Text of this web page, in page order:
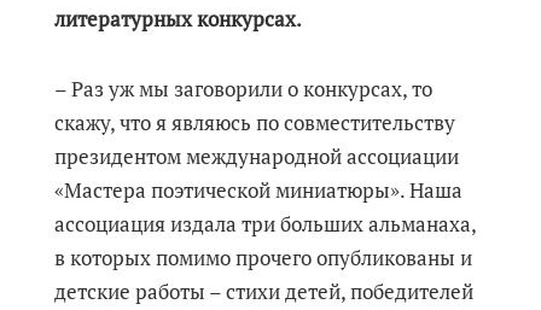
литературных конкурсах.
– Раз уж мы заговорили о конкурсах, то
скажу, что я являюсь по совместительству
президентом международной ассоциации
«Мастера поэтической миниатюры». Наша
ассоциация издала три больших альманаха,
в которых помимо прочего опубликованы и
детские работы – стихи детей, победителей